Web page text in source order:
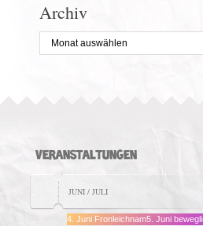
Archiv
Archiv
VERANSTALTUNGEN
JUNI / JULI
4. Juni Fronleichnam5. Juni